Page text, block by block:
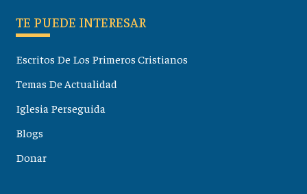
TE PUEDE INTERESAR
Escritos De Los Primeros Cristianos
Temas De Actualidad
Iglesia Perseguida
Blogs
Donar